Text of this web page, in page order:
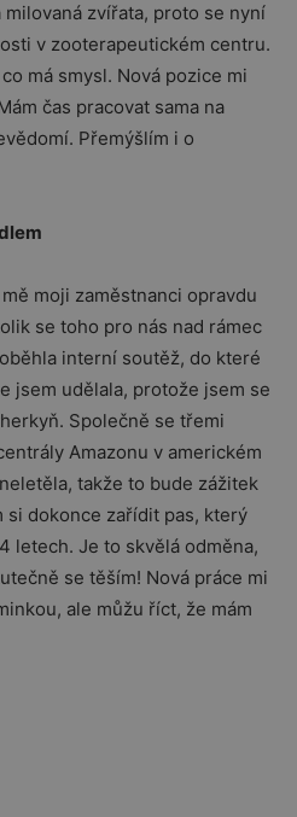
zvířata, proto se nyní
v zooterapeutickém centru.
má smysl. Nová pozice mi
čas pracovat sama na
Přemýšlím i o
moji zaměstnanci opravdu
se toho pro nás nad rámec
interní soutěž, do které
jsem udělala, protože jsem se
Společně se třemi
Amazonu v americkém
takže to bude zážitek
si dokonce zařídit pas, který
letech. Je to skvělá odměna,
se těším! Nová práce mi
ale můžu říct, že mám